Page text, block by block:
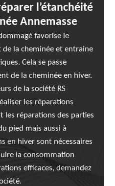
l’étanchéité
Annemasse
favorise le
la cheminée et entraine
Cela se passe
de la cheminée en hiver.
de la société RS
les réparations
les réparations des parties
pied mais aussi à
en hiver sont nécessaires
la consommation
efficaces, demandez